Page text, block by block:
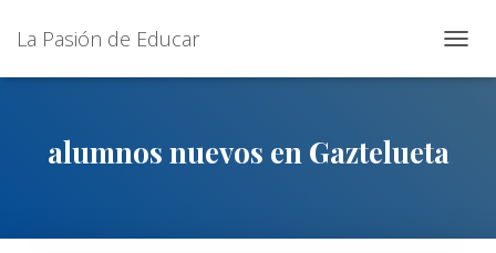
La Pasión de Educar
alumnos nuevos en Gaztelueta